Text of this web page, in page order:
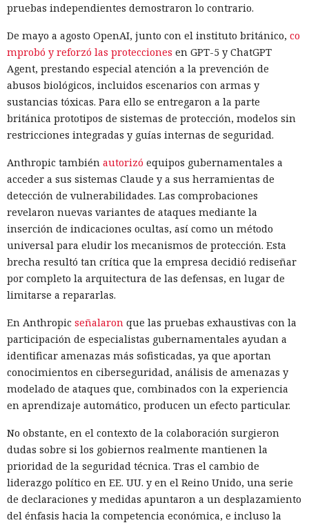
pruebas independientes demostraron lo contrario.
De mayo a agosto OpenAI, junto con el instituto británico, co
mprobó y reforzó las protecciones en GPT-5 y ChatGPT
Agent, prestando especial atención a la prevención de
abusos biológicos, incluidos escenarios con armas y
sustancias tóxicas. Para ello se entregaron a la parte
británica prototipos de sistemas de protección, modelos sin
restricciones integradas y guías internas de seguridad.
Anthropic también autorizó equipos gubernamentales a
acceder a sus sistemas Claude y a sus herramientas de
detección de vulnerabilidades. Las comprobaciones
revelaron nuevas variantes de ataques mediante la
inserción de indicaciones ocultas, así como un método
universal para eludir los mecanismos de protección. Esta
brecha resultó tan crítica que la empresa decidió rediseñar
por completo la arquitectura de las defensas, en lugar de
limitarse a repararlas.
En Anthropic señalaron que las pruebas exhaustivas con la
participación de especialistas gubernamentales ayudan a
identificar amenazas más sofisticadas, ya que aportan
conocimientos en ciberseguridad, análisis de amenazas y
modelado de ataques que, combinados con la experiencia
en aprendizaje automático, producen un efecto particular.
No obstante, en el contexto de la colaboración surgieron
dudas sobre si los gobiernos realmente mantienen la
prioridad de la seguridad técnica. Tras el cambio de
liderazgo político en EE. UU. y en el Reino Unido, una serie
de declaraciones y medidas apuntaron a un desplazamiento
del énfasis hacia la competencia económica, e incluso la